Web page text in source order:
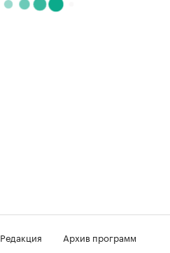
Редакция
Архив программ